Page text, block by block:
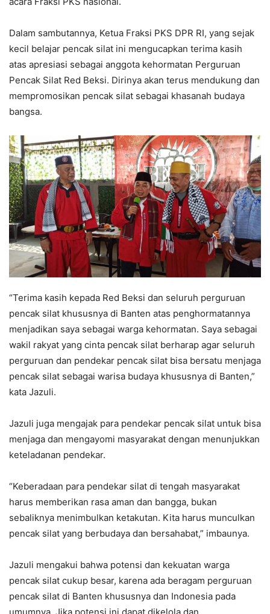
Dalam sambutannya, Ketua Fraksi PKS DPR RI, yang sejak
kecil belajar pencak silat ini mengucapkan terima kasih
atas apresiasi sebagai anggota kehormatan Perguruan
Pencak Silat Red Beksi. Dirinya akan terus mendukung dan
mempromosikan pencak silat sebagai khasanah budaya
bangsa.
“Terima kasih kepada Red Beksi dan seluruh perguruan
pencak silat khususnya di Banten atas penghormatannya
menjadikan saya sebagai warga kehormatan. Saya sebagai
wakil rakyat yang cinta pencak silat berharap agar seluruh
perguruan dan pendekar pencak silat bisa bersatu menjaga
pencak silat sebagai warisa budaya khususnya di Banten,”
kata Jazuli.
Jazuli juga mengajak para pendekar pencak silat untuk bisa
menjaga dan mengayomi masyarakat dengan menunjukkan
keteladanan pendekar.
“Keberadaan para pendekar silat di tengah masyarakat
harus memberikan rasa aman dan bangga, bukan
sebaliknya menimbulkan ketakutan. Kita harus munculkan
pencak silat yang berbudaya dan bersahabat,” imbaunya.
Jazuli mengakui bahwa potensi dan kekuatan warga
pencak silat cukup besar, karena ada beragam perguruan
pencak silat di Banten khususnya dan Indonesia pada